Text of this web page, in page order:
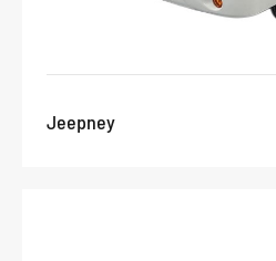
Jeepney